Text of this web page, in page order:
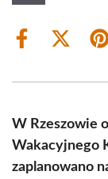
Share
Share
(Twitter)
W Rzeszowie
Wakacyjnego
zaplanowano